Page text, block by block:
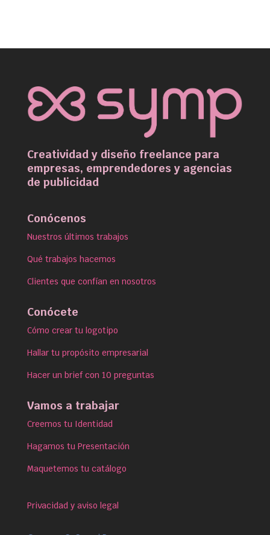
Creatividad y diseño freelance para
empresas, emprendedores y agencias
de publicidad
Conócenos
Nuestros últimos trabajos
Qué trabajos hacemos
Clientes que confían en nosotros
Conócete
Cómo crear tu logotipo
Hallar tu propósito empresarial
Hacer un brief con 10 preguntas
Vamos a trabajar
Creemos tu Identidad
Hagamos tu Presentación
Maquetemos tu catálogo
Privacidad y aviso legal